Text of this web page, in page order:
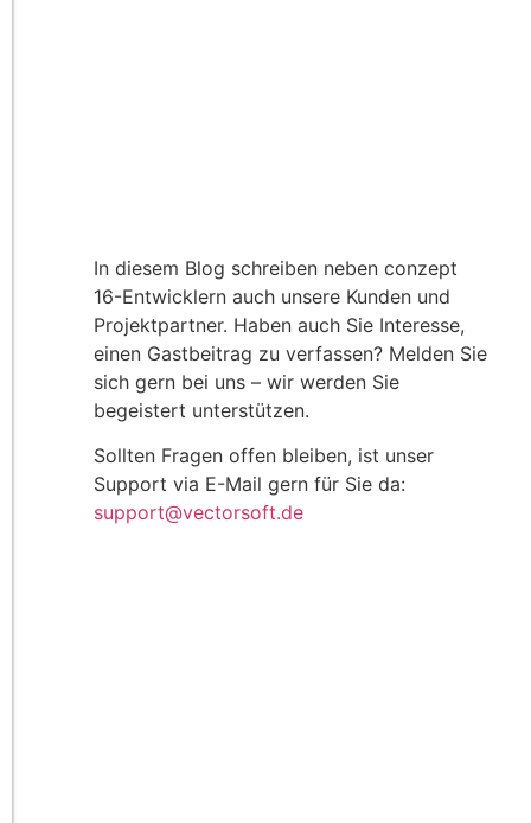
In diesem Blog schreiben neben conzept
16-Entwicklern auch unsere Kunden und
Projektpartner. Haben auch Sie Interesse,
einen Gastbeitrag zu verfassen? Melden Sie
sich gern bei uns – wir werden Sie
begeistert unterstützen.
Sollten Fragen offen bleiben, ist unser
Support via E-Mail gern für Sie da:
support@vectorsoft.de